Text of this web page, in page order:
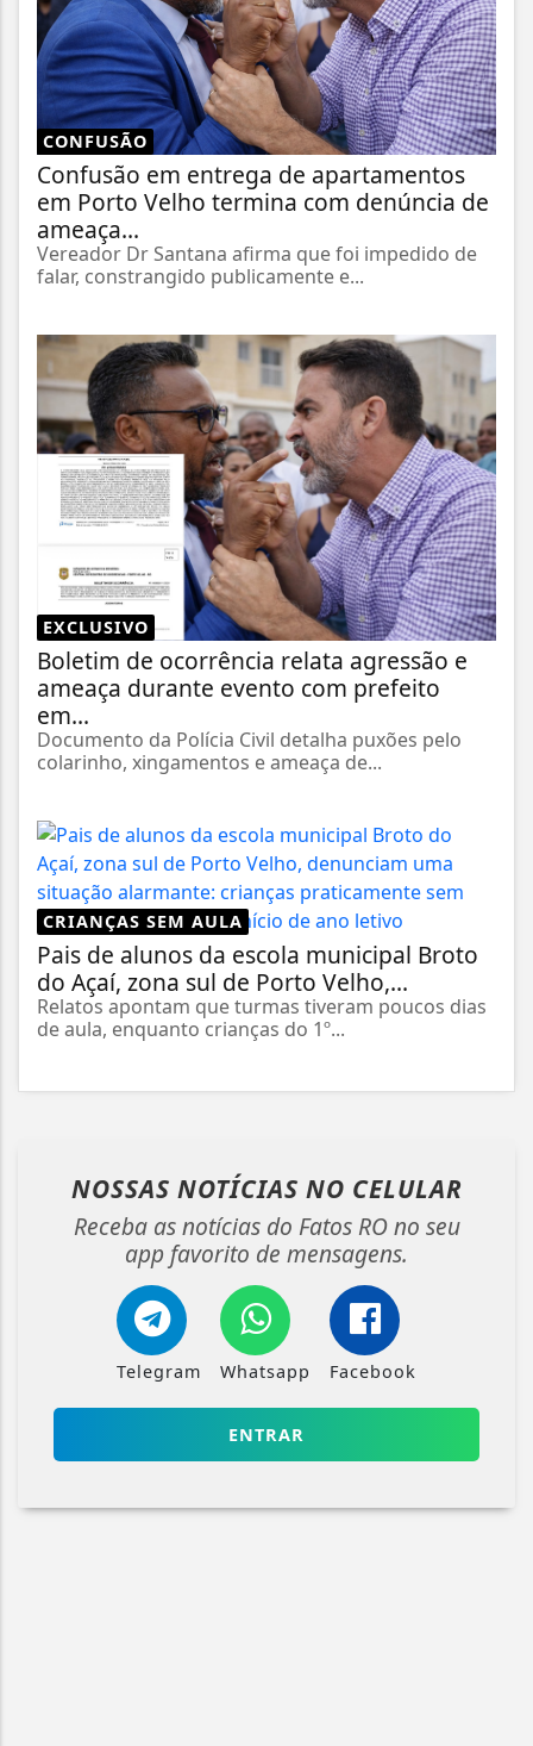
CONFUSÃO
Confusão em entrega de apartamentos
em Porto Velho termina com denúncia de
ameaça...
Vereador Dr Santana afirma que foi impedido de
falar, constrangido publicamente e...
EXCLUSIVO
Boletim de ocorrência relata agressão e
ameaça durante evento com prefeito
em...
Documento da Polícia Civil detalha puxões pelo
colarinho, xingamentos e ameaça de...
CRIANÇAS SEM AULA
Pais de alunos da escola municipal Broto
do Açaí, zona sul de Porto Velho,...
Relatos apontam que turmas tiveram poucos dias
de aula, enquanto crianças do 1º...
NOSSAS NOTÍCIAS NO CELULAR
Receba as notícias do Fatos RO no seu
app favorito de mensagens.
Telegram Whatsapp Facebook
ENTRAR